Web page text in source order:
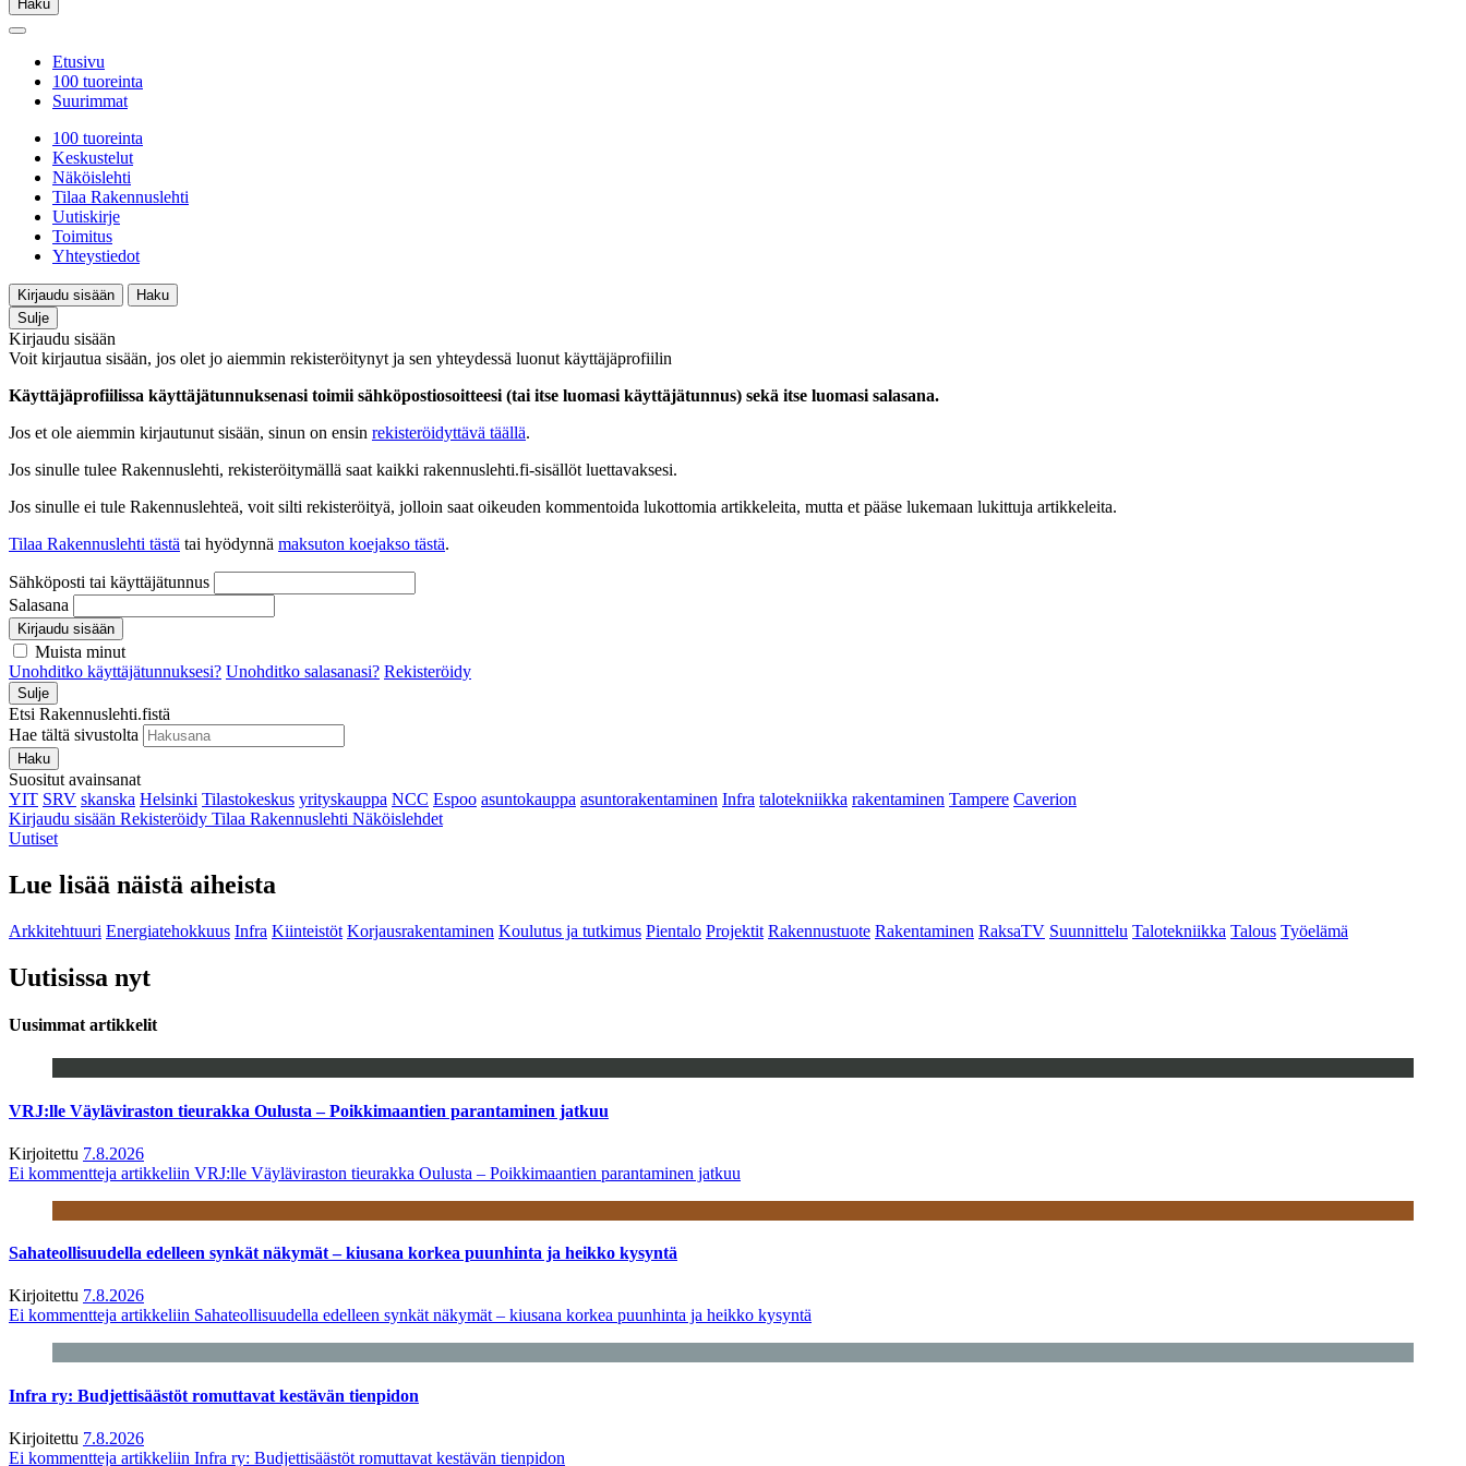
Haku
Etusivu
100 tuoreinta
Suurimmat
100 tuoreinta
Keskustelut
Näköislehti
Tilaa Rakennuslehti
Uutiskirje
Toimitus
Yhteystiedot
Kirjaudu sisään
Haku
Sulje
Kirjaudu sisään
Voit kirjautua sisään, jos olet jo aiemmin rekisteröitynyt ja sen yhteydessä luonut käyttäjäprofiilin
Käyttäjäprofiilissa käyttäjätunnuksenasi toimii sähköpostiosoitteesi (tai itse luomasi käyttäjätunnus) sekä itse luomasi salasana.
Jos et ole aiemmin kirjautunut sisään, sinun on ensin rekisteröidyttävä täällä.
Jos sinulle tulee Rakennuslehti, rekisteröitymällä saat kaikki rakennuslehti.fi-sisällöt luettavaksesi.
Jos sinulle ei tule Rakennuslehteä, voit silti rekisteröityä, jolloin saat oikeuden kommentoida lukottomia artikkeleita, mutta et pääse lukemaan lukittuja artikkeleita.
Tilaa Rakennuslehti tästä tai hyödynnä maksuton koejakso tästä.
Sähköposti tai käyttäjätunnus
Salasana
Kirjaudu sisään
Muista minut
Unohditko käyttäjätunnuksesi? Unohditko salasanasi? Rekisteröidy
Sulje
Etsi Rakennuslehti.fistä
Hae tältä sivustolta
Haku
Suositut avainsanat
YIT SRV skanska Helsinki Tilastokeskus yrityskauppa NCC Espoo asuntokauppa asuntorakentaminen Infra talotekniikka rakentaminen Tampere Caverion
Kirjaudu sisään Rekisteröidy Tilaa Rakennuslehti Näköislehdet
Uutiset
Lue lisää näistä aiheista
Arkkitehtuuri Energiatehokkuus Infra Kiinteistöt Korjausrakentaminen Koulutus ja tutkimus Pientalo Projektit Rakennustuote Rakentaminen RaksaTV Suunnittelu Talotekniikka Talous Työelämä
Uutisissa nyt
Uusimmat artikkelit
VRJ:lle Väyläviraston tieurakka Oulusta – Poikkimaantien parantaminen jatkuu
Kirjoitettu 7.8.2026
Ei kommentteja artikkeliin VRJ:lle Väyläviraston tieurakka Oulusta – Poikkimaantien parantaminen jatkuu
Sahateollisuudella edelleen synkät näkymät – kiusana korkea puunhinta ja heikko kysyntä
Kirjoitettu 7.8.2026
Ei kommentteja artikkeliin Sahateollisuudella edelleen synkät näkymät – kiusana korkea puunhinta ja heikko kysyntä
Infra ry: Budjettisäästöt romuttavat kestävän tienpidon
Kirjoitettu 7.8.2026
Ei kommentteja artikkeliin Infra ry: Budjettisäästöt romuttavat kestävän tienpidon